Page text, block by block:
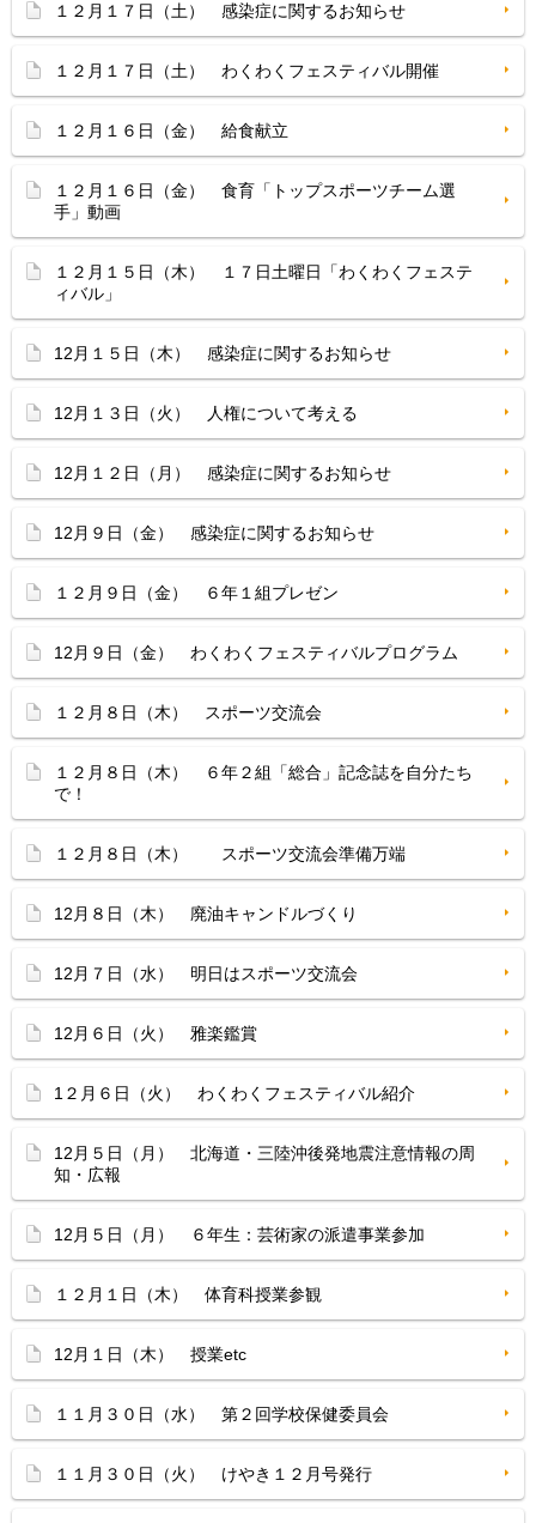
１２月１７日（土） 感染症に関するお知らせ
１２月１７日（土） わくわくフェスティバル開催
１２月１６日（金） 給食献立
１２月１６日（金） 食育「トップスポーツチーム選
手」動画
１２月１５日（木） １７日土曜日「わくわくフェステ
ィバル」
12月１５日（木） 感染症に関するお知らせ
12月１３日（火） 人権について考える
12月１２日（月） 感染症に関するお知らせ
12月９日（金） 感染症に関するお知らせ
１２月９日（金） ６年１組プレゼン
12月９日（金） わくわくフェスティバルプログラム
１２月８日（木） スポーツ交流会
１２月８日（木） ６年２組「総合」記念誌を自分たち
で！
１２月８日（木） スポーツ交流会準備万端
12月８日（木） 廃油キャンドルづくり
12月７日（水） 明日はスポーツ交流会
12月６日（火） 雅楽鑑賞
1２月６日（火） わくわくフェスティバル紹介
12月５日（月） 北海道・三陸沖後発地震注意情報の周
知・広報
12月５日（月） ６年生：芸術家の派遣事業参加
１２月１日（木） 体育科授業参観
12月１日（木） 授業etc
１１月３０日（水） 第２回学校保健委員会
１１月３０日（火） けやき１２月号発行